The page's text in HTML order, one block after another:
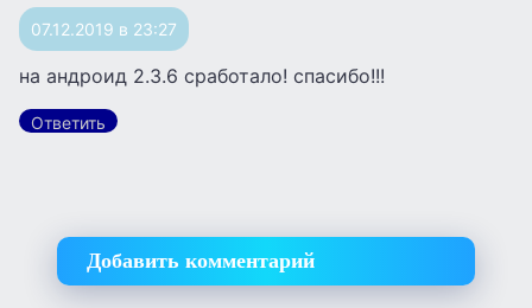
07.12.2019 в 23:27
на андроид 2.3.6 сработало! спасибо!!!
Ответить
Добавить комментарий